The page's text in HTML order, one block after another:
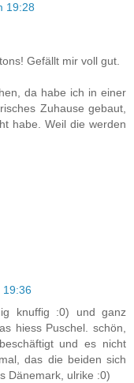
19:28
Gefällt mir voll gut.
da habe ich in einer
Zuhause gebaut,
habe. Weil die werden
19:36
knuffig :0) und ganz
hiess Puschel. schön,
und es nicht
das die beiden sich
Dänemark, ulrike :0)